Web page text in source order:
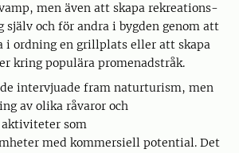
men även att skapa rekreations­
och för andra i bygden genom att
i ordning en grillplats eller att skapa
kring populära promenadstråk.
intervjuade fram naturturism, men
av olika råvaror och
aktiviteter som
med kommer­siell potential. Det